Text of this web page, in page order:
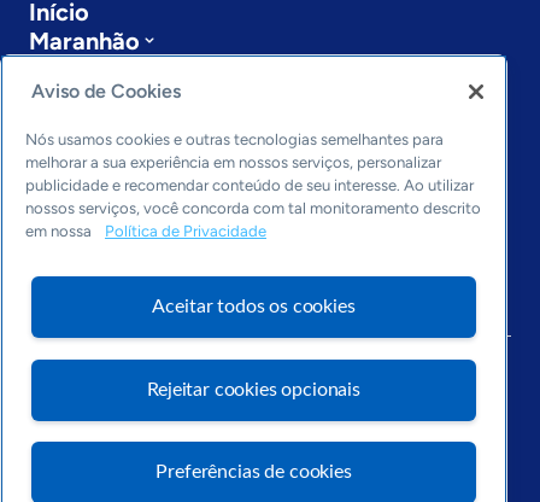
Início
Maranhão
Últimas notícias
Entre em contato
Editorias
Economia & Política
Inovação & Tecnologia
Dados
Visite o Portal Sebrae
Aviso de Cookies
Nós usamos cookies e outras tecnologias semelhantes para
melhorar a sua experiência em nossos serviços, personalizar
publicidade e recomendar conteúdo de seu interesse. Ao utilizar
nossos serviços, você concorda com tal monitoramento descrito
em nossa
Política de Privacidade
Aceitar todos os cookies
Rejeitar cookies opcionais
Preferências de cookies